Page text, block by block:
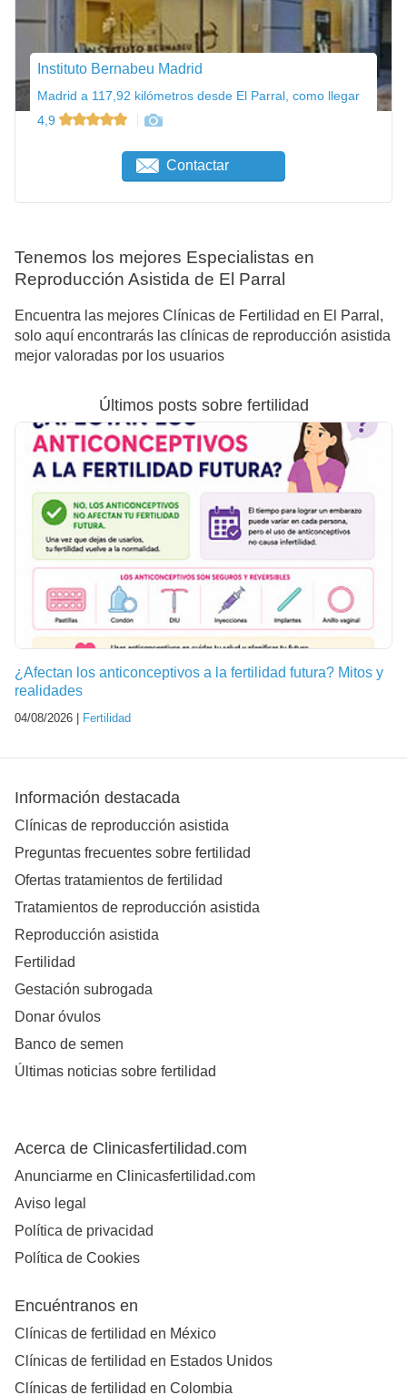
Instituto Bernabeu Madrid
Madrid a 117,92 kilómetros desde El Parral, como llegar
4,9
Contactar
Tenemos los mejores Especialistas en
Reproducción Asistida de El Parral
Encuentra las mejores Clínicas de Fertilidad en El Parral,
solo aquí encontrarás las clínicas de reproducción asistida
mejor valoradas por los usuarios
Últimos posts sobre fertilidad
¿Afectan los anticonceptivos a la fertilidad futura? Mitos y
realidades
04/08/2026 | Fertilidad
Información destacada
Clínicas de reproducción asistida
Preguntas frecuentes sobre fertilidad
Ofertas tratamientos de fertilidad
Tratamientos de reproducción asistida
Reproducción asistida
Fertilidad
Gestación subrogada
Donar óvulos
Banco de semen
Últimas noticias sobre fertilidad
Acerca de Clinicasfertilidad.com
Anunciarme en Clinicasfertilidad.com
Aviso legal
Política de privacidad
Política de Cookies
Encuéntranos en
Clínicas de fertilidad en México
Clínicas de fertilidad en Estados Unidos
Clínicas de fertilidad en Colombia